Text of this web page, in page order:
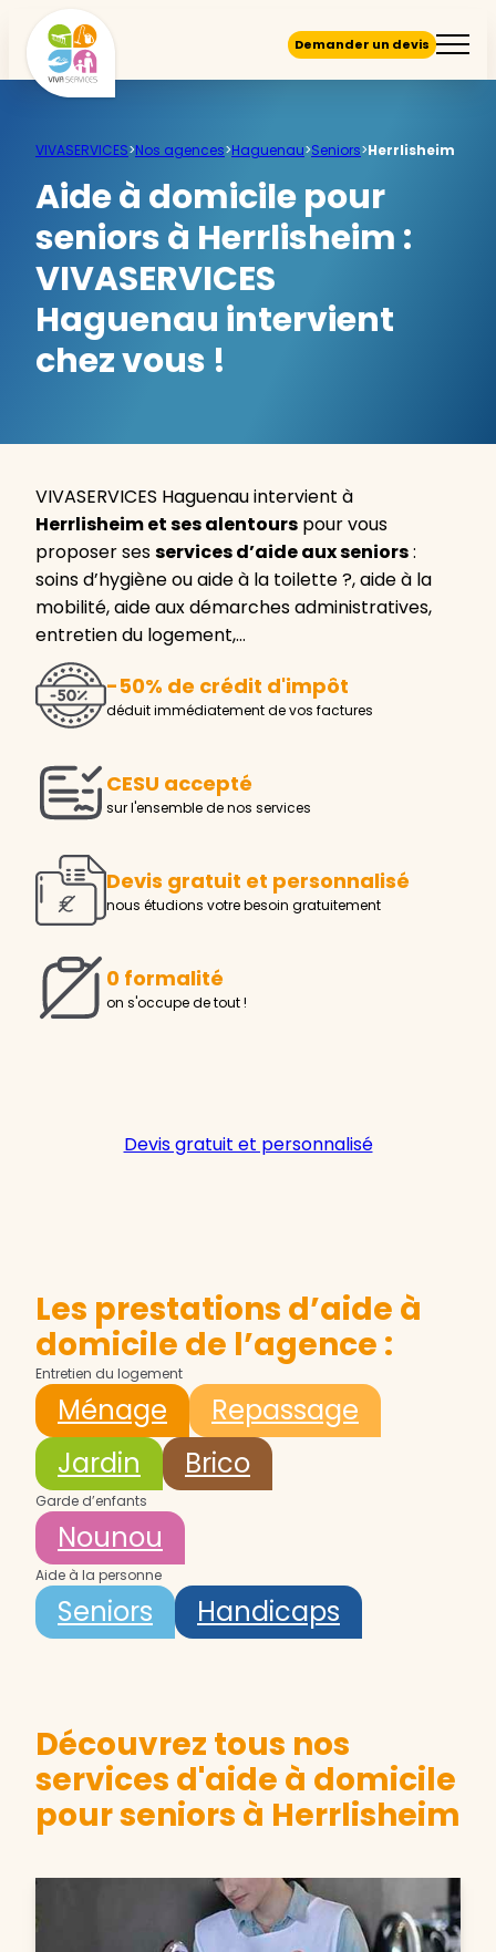
Demander un devis
VIVASERVICES>Nos agences>Haguenau>Seniors>Herrlisheim
Aide à domicile pour
seniors à Herrlisheim :
VIVASERVICES
Haguenau intervient
chez vous !
VIVASERVICES Haguenau intervient à
Herrlisheim et ses alentours pour vous
proposer sesservices d’aide aux seniors:
soins d’hygiène ou aide à la toilette ?, aide à la
mobilité, aide aux démarches administratives,
entretien du logement,…
-50% de crédit d'impôt
déduit immédiatement de vos factures
CESU accepté
sur l'ensemble de nos services
Devis gratuit et personnalisé
nous étudions votre besoin gratuitement
0 formalité
on s'occupe de tout !
Devis gratuit et personnalisé
Les prestations d’aide à
domicile de l’agence :
Entretien du logement
Ménage
Repassage
Jardin
Brico
Garde d’enfants
Nounou
Aide à la personne
Seniors Handicaps
Découvrez tous nos
services d'aide à domicile
pour seniors à Herrlisheim